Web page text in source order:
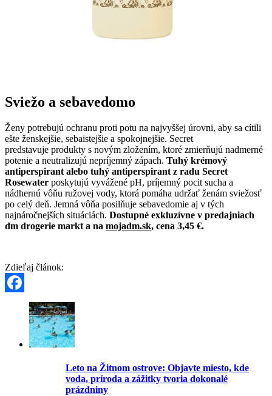
Sviežo a sebavedomo
Ženy potrebujú ochranu proti potu na najvyššej úrovni, aby sa cítili
ešte ženskejšie, sebaistejšie a spokojnejšie. Secret
predstavuje produkty s novým zložením, ktoré zmierňujú nadmerné
potenie a neutralizujú nepríjemný zápach. Tuhý krémový
antiperspirant alebo tuhý antiperspirant z radu Secret
Rosewater poskytujú vyvážené pH, príjemný pocit sucha a
nádhernú vôňu ružovej vody, ktorá pomáha udržať ženám sviežosť
po celý deň. Jemná vôňa posilňuje sebavedomie aj v tých
najnáročnejších situáciách. Dostupné exkluzívne v predajniach
dm drogerie markt a na mojadm.sk, cena 3,45 €.
Zdieľaj článok:
Facebook
Leto na Žitnom ostrove: Objavte miesto, kde
voda, príroda a zážitky tvoria dokonalé
prázdniny